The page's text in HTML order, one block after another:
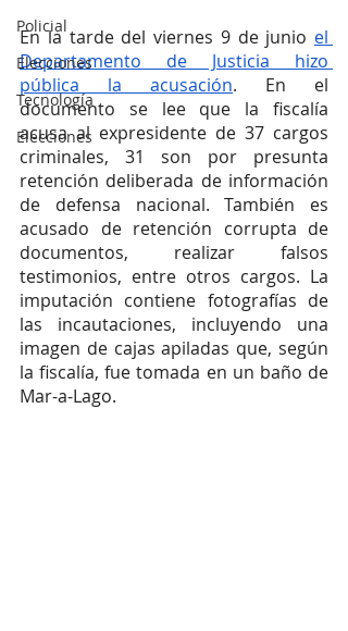
Policial
Elecciones
Tecnología
Elecciones
En la tarde del viernes 9 de junio el
Departamento de Justicia hizo
pública la acusación. En el
documento se lee que la fiscalía
acusa al expresidente de 37 cargos
criminales, 31 son por presunta
retención deliberada de información
de defensa nacional. También es
acusado de retención corrupta de
documentos, realizar falsos
testimonios, entre otros cargos. La
imputación contiene fotografías de
las incautaciones, incluyendo una
imagen de cajas apiladas que, según
la fiscalía, fue tomada en un baño de
Mar-a-Lago.